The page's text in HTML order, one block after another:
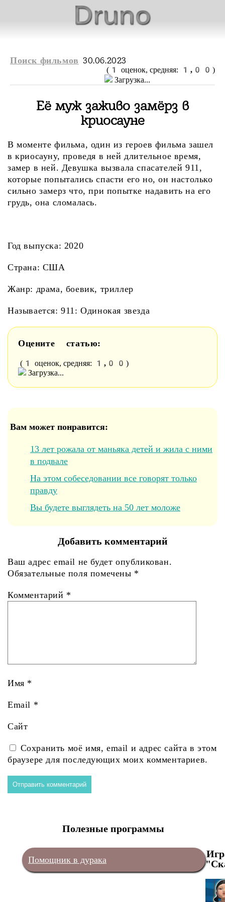
Поиск фильмов 30.06.2023
( 1 оценок, средняя: 1,00 )
Загрузка...
Её муж заживо замёрз в
криосауне
В моменте фильма, один из героев фильма зашел
в криосауну, проведя в ней длительное время,
замер в ней. Девушка вызвала спасателей 911,
которые попытались спасти его но, он настолько
сильно замерз что, при попытке надавить на его
грудь, она сломалась.
Год выпуска: 2020
Страна: США
Жанр: драма, боевик, триллер
Называется: 911: Одинокая звезда
Оцените статью:
( 1 оценок, средняя: 1,00 )
Загрузка...
Вам может понравится:
13 лет рожала от маньяка детей и жила с ними
в подвале
На этом собеседовании все говорят только
правду
Вы будете выглядеть на 50 лет моложе
Добавить комментарий
Ваш адрес email не будет опубликован.
Обязательные поля помечены *
Комментарий *
Имя *
Email *
Сайт
Сохранить моё имя, email и адрес сайта в этом
браузере для последующих моих комментариев.
Полезные программы
Помощник в дурака